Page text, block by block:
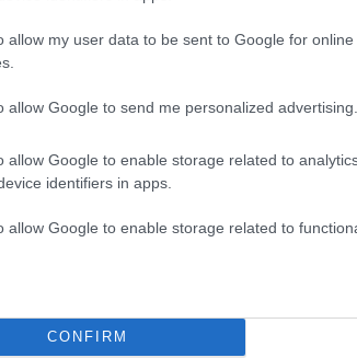
allow my user data to be sent to Google for
allow Google to send me personalized advertising.
allow Google to enable storage related to
identifiers in apps.
allow Google to enable storage related to
CONFIRM
jó férfi a cselekedetei alapján ismerszik
sosem valósítja meg. Ahhoz, hogy érezd a
van szükséged.
megőrizze a békét a párkapcsolatban
nézeteltérések. A veszekedések általában
hogy neki van igaza és mindenki azt
érezheti magát. Ha azt veszed
csak azért, hogy kibékítsen téged, minden
akiben megvannak a tökéletes férfi
rá
amikor szerelemre kerül a sor.